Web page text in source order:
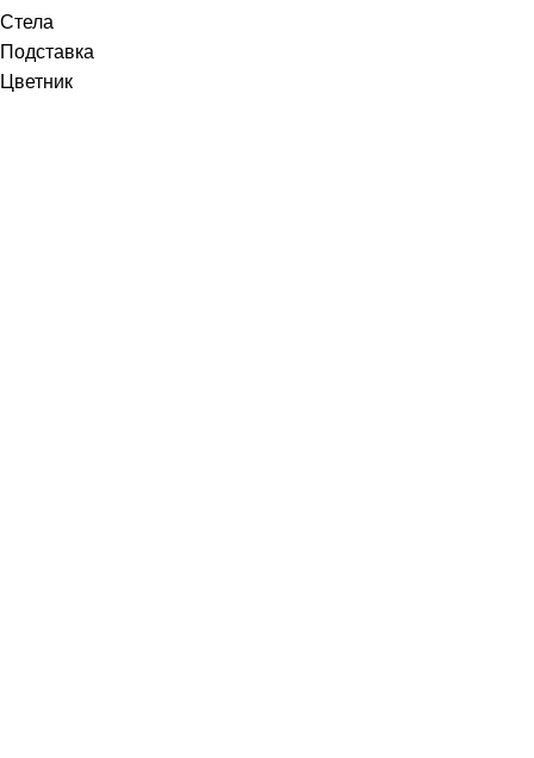
Стела
Подставка
Цветник